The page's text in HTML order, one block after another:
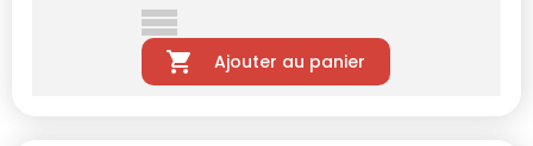
Ajouter au panier